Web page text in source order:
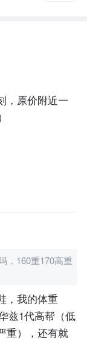
，原价附近一
，160重170高重
，我的体重
兹1代高帮（低
重），还有就